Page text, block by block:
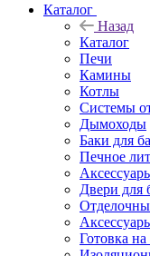
Каталог
Назад
Каталог
Печи
Камины
Котлы
Системы
Дымоходы
Баки для
Печное
Двери для
Готовка на